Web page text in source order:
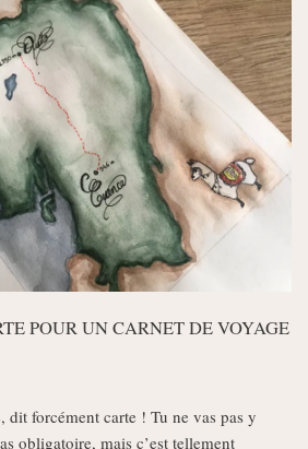
POUR UN CARNET DE VOYAGE
dit forcément carte ! Tu ne vas pas y
obligatoire, mais c’est tellement